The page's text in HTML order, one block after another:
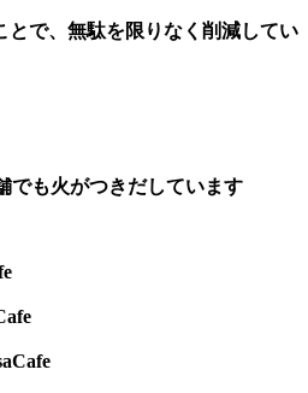
とで、無駄を限りなく削減してい
でも火がつきだしています